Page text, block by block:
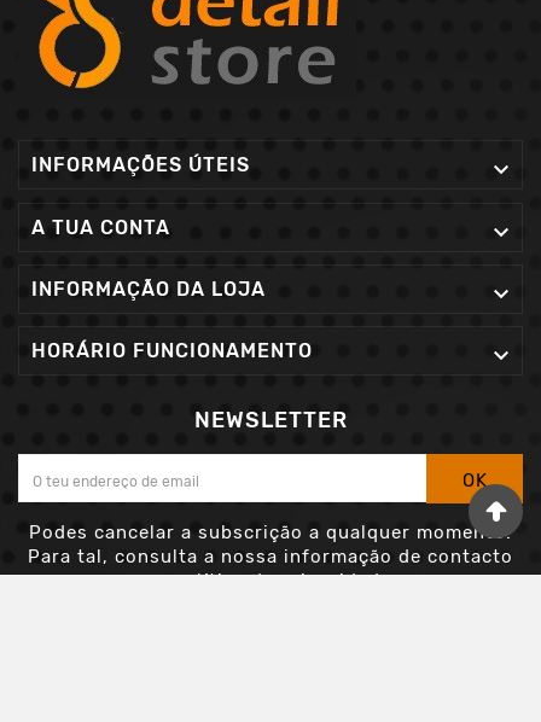
INFORMAÇÕES ÚTEIS 
A TUA CONTA 
INFORMAÇÃO DA LOJA 
HORÁRIO FUNCIONAMENTO 
NEWSLETTER
OK
Podes cancelar a subscrição a qualquer momento.
Para tal, consulta a nossa informação de contacto
na política de privacidade.